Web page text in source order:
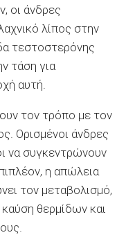
οι άνδρες
λίπος στην
τεστοστερόνης
τάση για
αυτή.
τον τρόπο με τον
Ορισμένοι άνδρες
να συγκεντρώνουν
η απώλεια
τον μεταβολισμό,
θερμίδων και